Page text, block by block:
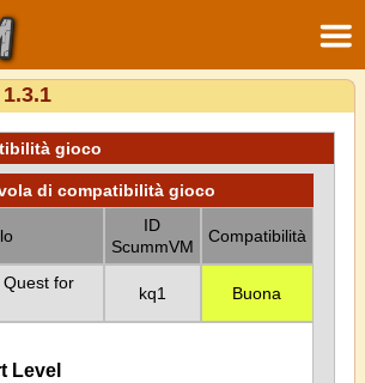
gioco
di compatibilità gioco
ID
ScummVM
Compatibilità
for
kq1 Buona
Level